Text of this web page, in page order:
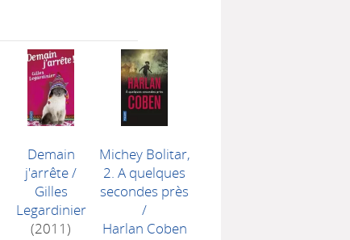
Demain
j'arrête/
Gilles
Legardinier
(2011)
Michey Bolitar,
2. A quelques
secondes près
/
Harlan Coben